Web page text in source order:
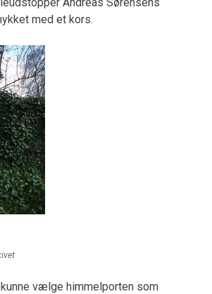
med et kors.
vælge himmelporten som